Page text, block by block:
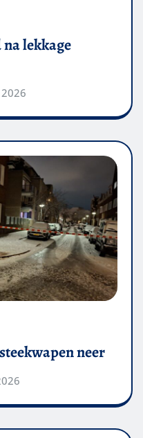
lekkage
neer